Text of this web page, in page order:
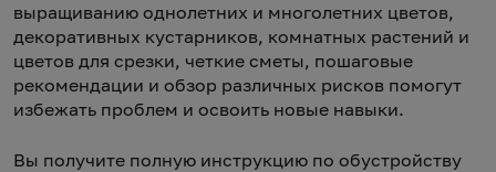
выращиванию однолетних и многолетних цветов,
декоративных кустарников, комнатных растений и
цветов для срезки, четкие сметы, пошаговые
рекомендации и обзор различных рисков помогут
избежать проблем и освоить новые навыки.
Вы получите полную инструкцию по обустройству